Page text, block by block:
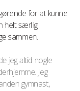
for at kunne
helt særlig
sammen.
jeg altid nogle
Jeg
gymnast,